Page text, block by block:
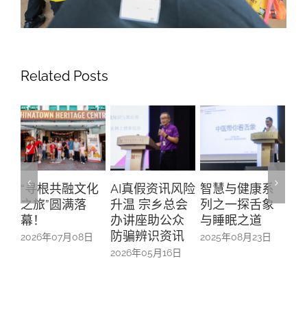
Related Posts
“寻根共融文化
之旅”圆满落
幕！
2026年07月08日
AI真假资讯风险
升温 宗乡总会
办讲座助公众
防骗辨识资讯
2026年05月16日
智慧与健康系
列之一探舌象
与睡眠之道
2025年08月23日